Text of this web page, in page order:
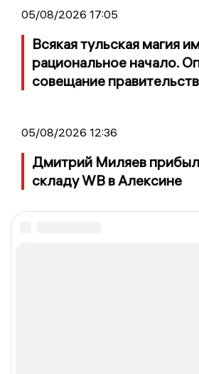
05/08/2026 17:05
Всякая тульская магия
рациональное начало.
совещание
05/08/2026 12:36
Дмитрий Миляев
складу WB в Алексине